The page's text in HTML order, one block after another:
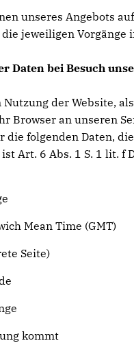
unseres Angebots
jeweiligen
Daten bei Besuch
der Website,
Browser an unseren
die folgenden Daten,
Art. 6 Abs. 1 S. 1 lit. f
Mean Time (GMT)
Seite)
kommt